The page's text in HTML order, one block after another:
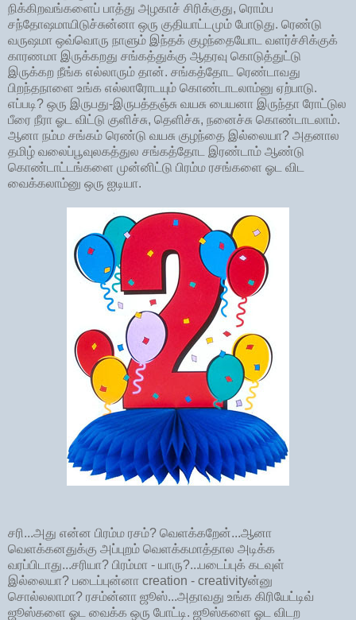
நிக்கிறவங்களைப் பாத்து அழகாச் சிரிக்குது, ரொம்ப
சந்தோஷமாயிடுச்சுன்னா ஒரு குதியாட்டமும் போடுது. ரெண்டு
வருஷமா ஒவ்வொரு நாளும் இந்தக் குழந்தையோட வளர்ச்சிக்குக்
காரணமா இருக்கறது சங்கத்துக்கு ஆதரவு கொடுத்துட்டு
இருக்கற நீங்க எல்லாரும் தான். சங்கத்தோட ரெண்டாவது
பிறந்தநாளை உங்க எல்லாரோடயும் கொண்டாடலாம்னு ஏற்பாடு.
எப்படி? ஒரு இருபது-இருபத்தஞ்சு வயசு பையனா இருந்தா ரோட்டுல
பீரை நீரா ஓட விட்டு குளிச்சு, தெளிச்சு, நனைச்சு கொண்டாடலாம்.
ஆனா நம்ம சங்கம் ரெண்டு வயசு குழந்தை இல்லையா? அதனால
தமிழ் வலைப்பூவுலகத்துல சங்கத்தோட இரண்டாம் ஆண்டு
கொண்டாட்டங்களை முன்னிட்டு பிரம்ம ரசங்களை ஓட விட
வைக்கலாம்னு ஒரு ஐடியா.
சரி...அது என்ன பிரம்ம ரசம்? வெளக்கறேன்...ஆனா
வெளக்கனதுக்கு அப்புறம் வெளக்கமாத்தால அடிக்க
வரப்பிடாது...சரியா? பிரம்மா - யாரு?...படைப்புக் கடவுள்
இல்லையா? படைப்புன்னா creation - creativityன்னு
சொல்லலாமா? ரசம்ன்னா ஜூஸ்...அதாவது உங்க கிரியேட்டிவ்
ஜூஸ்களை ஓட வைக்க ஒரு போட்டி. ஜூஸ்களை ஓட விடற